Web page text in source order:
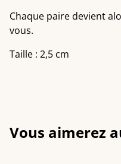
Chaque paire devient
vous.
Taille : 2,5 cm
Vous aimerez